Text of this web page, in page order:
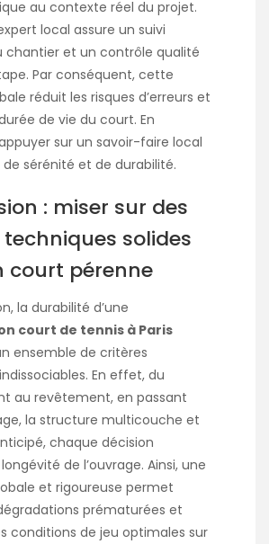
au contexte réel du projet.
local assure un suivi
chantier et un contrôle qualité
Par conséquent, cette
réduit les risques d’erreurs et
de vie du court. En
sur un savoir-faire local
sérénité et de durabilité.
: miser sur des
solides
court pérenne
la durabilité d’une
court de tennis à Paris
ensemble de critères
En effet, du
au revêtement, en passant
la structure multicouche et
chaque décision
de l’ouvrage. Ainsi, une
et rigoureuse permet
prématurées et
conditions de jeu optimales sur